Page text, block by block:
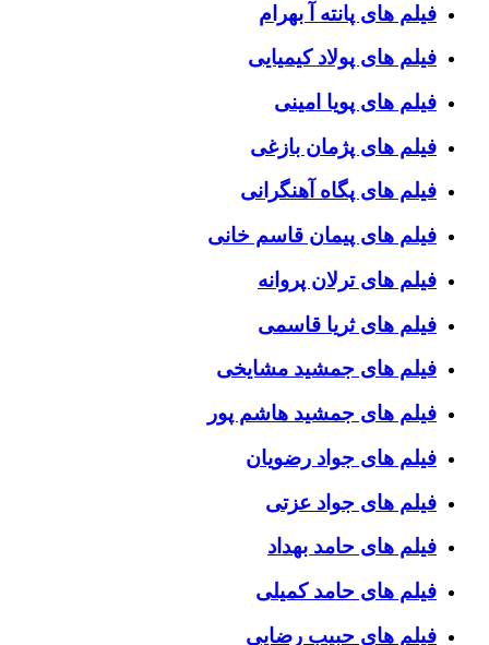
فیلم های پانته آ بهرام
فیلم های پولاد کیمیایی
فیلم های پویا امینی
فیلم های پژمان بازغی
فیلم های پگاه آهنگرانی
فیلم های پیمان قاسم خانی
فیلم های ترلان پروانه
فیلم های ثریا قاسمی
فیلم های جمشید مشایخی
فیلم های جمشید هاشم پور
فیلم های جواد رضویان
فیلم های جواد عزتی
فیلم های حامد بهداد
فیلم های حامد کمیلی
فیلم های حبیب رضایی